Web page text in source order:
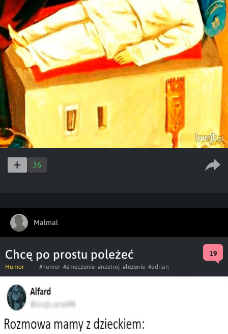
36
Malmal
Chcę po prostu poleżeć 19
Humor #humor #zmeczenie #nastroj #lezenie #adrian